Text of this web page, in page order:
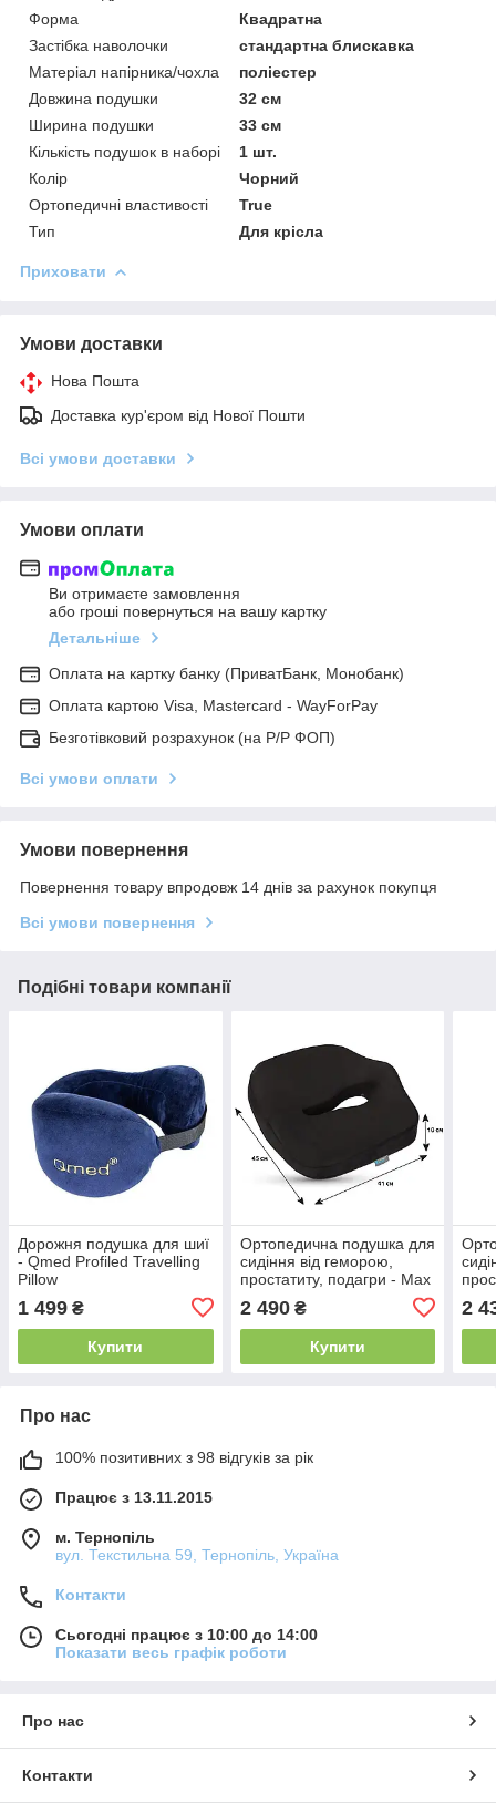
Форма
Квадратна
Застібка наволочки
стандартна блискавка
Матеріал напірника/чохла
поліестер
Довжина подушки
32 см
Ширина подушки
33 см
Кількість подушок в наборі
1 шт.
Колір
Чорний
Ортопедичні властивості
True
Тип
Для крісла
Приховати
Умови доставки
Нова Пошта
Доставка кур'єром від Нової Пошти
Всі умови доставки
Умови оплати
Ви отримаєте замовлення
або гроші повернуться на вашу картку
Детальніше
Оплата на картку банку (ПриватБанк, Монобанк)
Оплата картою Visa, Mastercard - WayForPay
Безготівковий розрахунок (на Р/Р ФОП)
Всі умови оплати
Умови повернення
Повернення товару впродовж 14 днів за рахунок покупця
Всі умови повернення
Подібні товари компанії
Дорожня подушка для шиї
- Qmed Profiled Travelling
Pillow
1 499 ₴
Купити
Ортопедична подушка для
сидіння від геморою,
простатиту, подагри - Max
2 490₴
Купити
2
Про нас
100% позитивних з 98 відгуків за рік
Працює з 13.11.2015
м. Тернопіль
вул. Текстильна 59, Тернопіль, Україна
Контакти
Сьогодні працює з 10:00 до 14:00
Показати весь графік роботи
Про нас
Контакти